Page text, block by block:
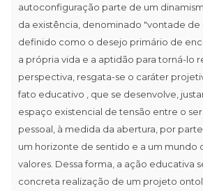
autoconfiguração parte de um
da existência, denominado "vontade de
definido como o desejo primário de
a própria vida e a aptidão para torná-lo
perspectiva, resgata-se o caráter
fato educativo , que se desenvolve,
espaço existencial de tensão entre o
pessoal, à medida da abertura, por
um horizonte de sentido e a um mundo
valores. Dessa forma, a ação educativa
concreta realização de um projeto